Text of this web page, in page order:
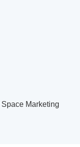
Space Marketing